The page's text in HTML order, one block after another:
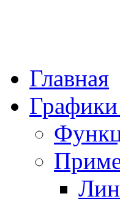
Главная